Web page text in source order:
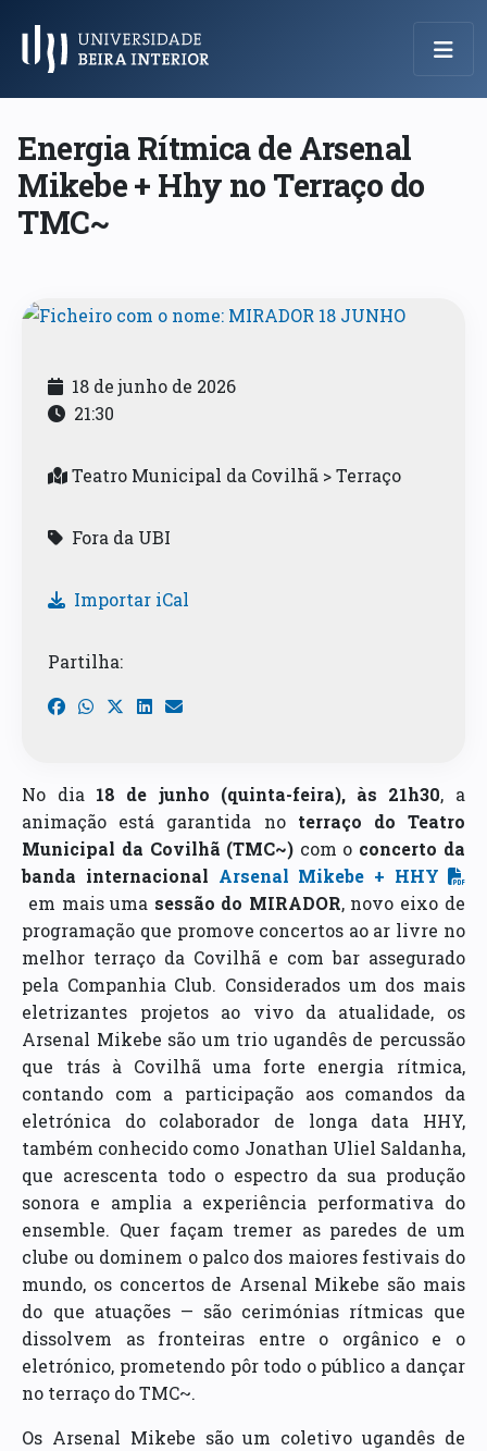
Menu Principal
Energia Rítmica de Arsenal
Mikebe + Hhy no Terraço do
TMC~
18 de junho de 2026
21:30
Teatro Municipal da Covilhã > Terraço
Fora da UBI
Importar iCal
Partilha:
No dia 18 de junho (quinta-feira), às 21h30, a
animação está garantida no terraço do Teatro
Municipal da Covilhã (TMC~) com o concerto da
banda internacional Arsenal Mikebe + HHY
em mais uma sessão do MIRADOR, novo eixo de
programação que promove concertos ao ar livre no
melhor terraço da Covilhã e com bar assegurado
pela Companhia Club. Considerados um dos mais
eletrizantes projetos ao vivo da atualidade, os
Arsenal Mikebe são um trio ugandês de percussão
que trás à Covilhã uma forte energia rítmica,
contando com a participação aos comandos da
eletrónica do colaborador de longa data HHY,
também conhecido como Jonathan Uliel Saldanha,
que acrescenta todo o espectro da sua produção
sonora e amplia a experiência performativa do
ensemble. Quer façam tremer as paredes de um
clube ou dominem o palco dos maiores festivais do
mundo, os concertos de Arsenal Mikebe são mais
do que atuações — são cerimónias rítmicas que
dissolvem as fronteiras entre o orgânico e o
eletrónico, prometendo pôr todo o público a dançar
no terraço do TMC~.
Os Arsenal Mikebe são um coletivo ugandês de